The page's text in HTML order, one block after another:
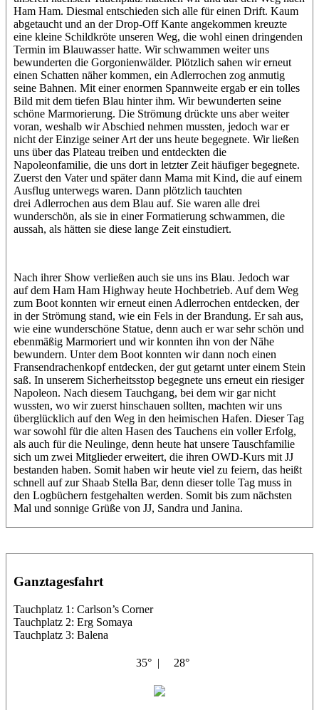
Ham Ham. Diesmal entschieden sich alle für einen Drift. Kaum
abgetaucht und an der Drop-Off Kante angekommen kreuzte
eine kleine Schildkröte unseren Weg, die wohl einen dringenden
Termin im Blauwasser hatte. Wir schwammen weiter uns
bewunderten die Gorgonienwälder. Plötzlich sahen wir erneut
einen Schatten näher kommen, ein Adlerrochen zog anmutig
seine Bahnen. Mit einer enormen Spannweite ergab er ein tolles
Bild mit dem tiefen Blau hinter ihm. Wir bewunderten seine
schöne Marmorierung. Die Strömung drückte uns aber weiter
voran, weshalb wir Abschied nehmen mussten, jedoch war er
nicht der Einzige seiner Art der uns heute begegnete. Wir ließen
uns über das Plateau treiben und entdeckten die
Napoleonfamilie, die uns dort in letzter Zeit häufiger begegnete.
Zuerst den Vater und später dann Mama mit Kind, die auf einem
Ausflug unterwegs waren. Dann plötzlich tauchten
drei Adlerrochen aus dem Blau auf. Sie waren alle drei
wunderschön, als sie in einer Formatierung schwammen, die
aussah, als hätten sie diese lange Zeit einstudiert.
Nach ihrer Show verließen auch sie uns ins Blau. Jedoch war
auf dem Ham Ham Highway heute Hochbetrieb. Auf dem Weg
zum Boot konnten wir erneut einen Adlerrochen entdecken, der
in der Strömung stand, wie ein Fels in der Brandung. Er sah aus,
wie eine wunderschöne Statue, denn auch er war sehr schön und
ebenmäßig Marmoriert und wir konnten ihn von der Nähe
bewundern. Unter dem Boot konnten wir dann noch einen
Fransendrachenkopf entdecken, der gut getarnt unter einem Stein
saß. In unserem Sicherheitsstop begegnete uns erneut ein riesiger
Napoleon. Nach diesem Tauchgang, bei dem wir gar nicht
wussten, wo wir zuerst hinschauen sollten, machten wir uns
überglücklich auf den Weg in den heimischen Hafen. Dieser Tag
war sowohl für die alten Hasen des Tauchens ein voller Erfolg,
als auch für die Neulinge, denn heute hat unsere Tauschfamilie
sich um zwei Mitglieder erweitert, die ihren OWD-Kurs mit JJ
bestanden haben. Somit haben wir heute viel zu feiern, das heißt
schnell auf zur Shaab Stella Bar, denn dieser tolle Tag muss in
den Logbüchern festgehalten werden. Somit bis zum nächsten
Mal und sonnige Grüße von JJ, Sandra und Janina.
Ganztagesfahrt
Tauchplatz 1: Carlson’s Corner
Tauchplatz 2: Erg Somaya
Tauchplatz 3: Balena
35° | 28°